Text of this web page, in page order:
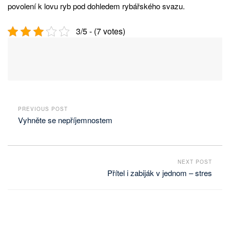
povolení k lovu ryb pod dohledem rybářského svazu.
3/5 - (7 votes)
PREVIOUS POST
Vyhněte se nepříjemnostem
NEXT POST
Přítel i zabiják v jednom – stres